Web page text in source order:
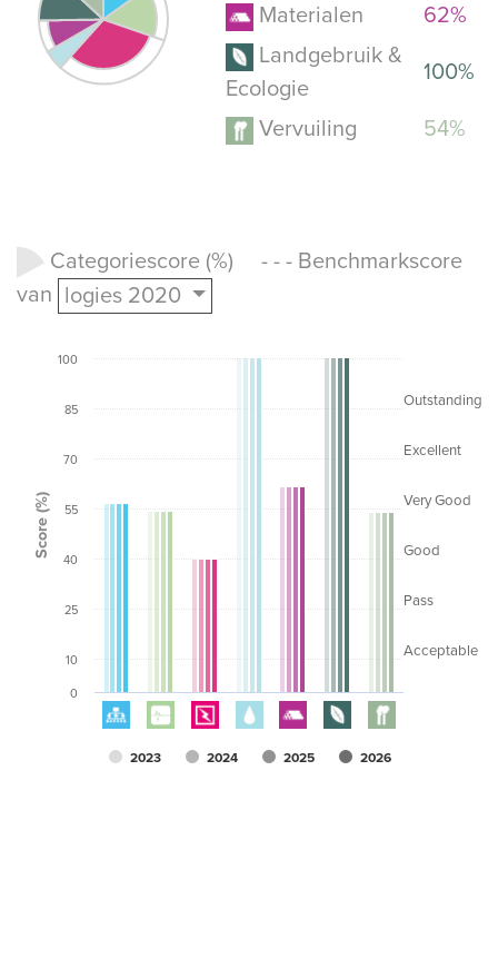
Materialen
62%
Landgebruik &
Ecologie
100%
Vervuiling 54%
Categoriescore (%) - - - Benchmarkscore
van logies 2020
Acceptable
Pass
Good
Very Good
Excellent
Outstanding
Score (%)
2023 2024 2025 2026
0
10
25
40
55
70
85
100